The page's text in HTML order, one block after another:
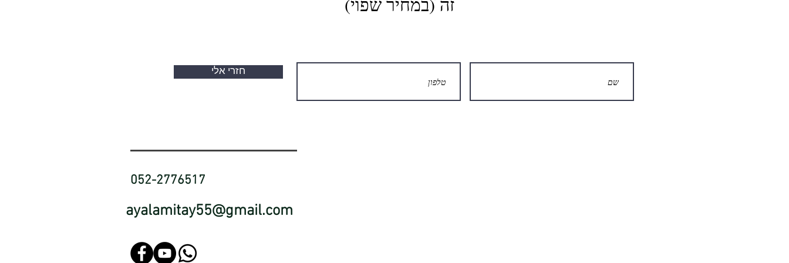
052-2776517
ayalamitay55@gmail.com
חזרי אלי